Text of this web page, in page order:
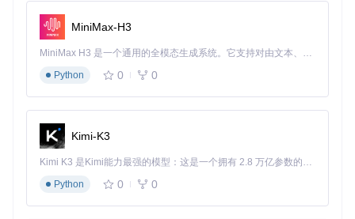
MiniMax-H3
MiniMax H3 是一个通用的全模态生成系统。它支持对由文本、图像、视频和音频组成的多模态上下文进行统一理解，并能生成分辨率高达 2K、时长可达 15 秒的带原生立体声音频的视频。得益于面向任务泛化的系统设计，H3 在预训练阶段就已具备广泛的多模态上下文理解与生成能力，能够出色地执行复杂的多模态指令。
Python
0 0
Kimi-K3
Kimi K3 是Kimi能力最强的模型：这是一个拥有 2.8 万亿参数的混合专家（MoE）模型，具备原生视觉理解能力，并支持 100 万 token 的上下文窗口。
Python
0 0